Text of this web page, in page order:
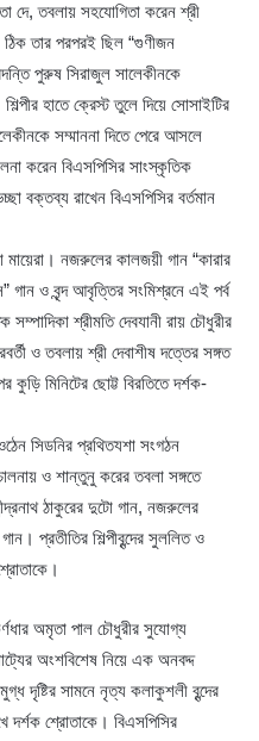
দে, তবলায় সহযোগিতা করেন শ্রী
ঠিক তার পরপরই ছিল “গুণীজন
পুরুষ সিরাজুল সালেকীনকে
হাতে ক্রেস্ট তুলে দিয়ে সোসাইটির
সম্মাননা দিতে পেরে আসলে
করেন বিএসপিসির সাংস্কৃতিক
বক্তব্য রাখেন বিএসপিসির বর্তমান
মায়েরা। নজরুলের কালজয়ী গান “কারার
ও বৃন্দ আবৃত্তির সংমিশ্রনে এই পর্ব
শ্রীমতি দেবযানী রায় চৌধুরীর
ও তবলায় শ্রী দেবাশীষ দত্তের সঙ্গত
মিনিটের ছোট্ট বিরতিতে দর্শক-
সিডনির প্রথিতযশা সংগঠন
ও শান্তুনু করের তবলা সঙ্গতে
ঠাকুরের দুটো গান, নজরুলের
প্রতীতির শিল্পীবৃন্দের সুললিত ও
অমৃতা পাল চৌধুরীর সুযোগ্য
অংশবিশেষ নিয়ে এক অনবদ্দ
দৃষ্টির সামনে নৃত্য কলাকুশলী বৃন্দের
দর্শক শ্রোতাকে। বিএসপিসির